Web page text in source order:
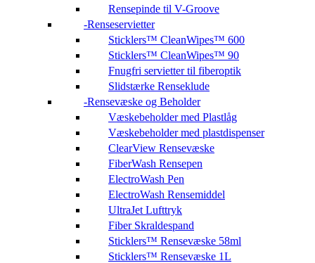
Rensepinde til V-Groove
Renseservietter
Sticklers™ CleanWipes™ 600
Sticklers™ CleanWipes™ 90
Fnugfri servietter til fiberoptik
Slidstærke Renseklude
Rensevæske og Beholder
Væskebeholder med Plastlåg
Væskebeholder med plastdispenser
ClearView Rensevæske
FiberWash Rensepen
ElectroWash Pen
ElectroWash Rensemiddel
UltraJet Lufttryk
Fiber Skraldespand
Sticklers™ Rensevæske 58ml
Sticklers™ Rensevæske 1L